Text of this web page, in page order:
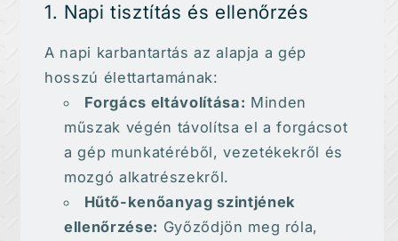
1. Napi tisztítás és ellenőrzés
A napi karbantartás az alapja a gép
hosszú élettartamának:
Forgács eltávolítása: Minden
műszak végén távolítsa el a forgácsot
a gép munkatéréből, vezetékekről és
mozgó alkatrészekről.
Hűtő-kenőanyag szintjének
ellenőrzése: Győződjön meg róla,